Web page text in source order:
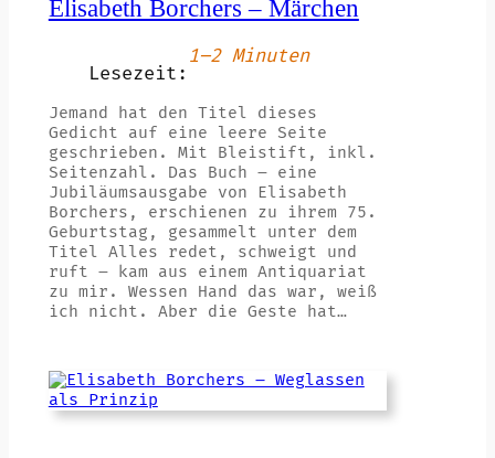
Elisabeth Borchers – Märchen
Lesezeit:
1–2 Minuten
Jemand hat den Titel dieses
Gedicht auf eine leere Seite
geschrieben. Mit Bleistift, inkl.
Seitenzahl. Das Buch – eine
Jubiläumsausgabe von Elisabeth
Borchers, erschienen zu ihrem 75.
Geburtstag, gesammelt unter dem
Titel Alles redet, schweigt und
ruft – kam aus einem Antiquariat
zu mir. Wessen Hand das war, weiß
ich nicht. Aber die Geste hat…